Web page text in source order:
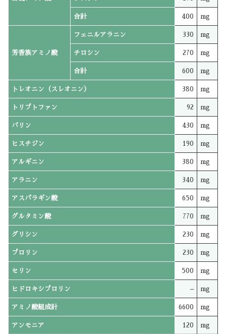
合計 400 mg
芳香族アミノ酸
フェニルアラニン 330 mg
チロシン 270 mg
合計 600 mg
トレオニン（スレオニン） 380 mg
トリプトファン 92 mg
バリン 430 mg
ヒスチジン 190 mg
アルギニン 380 mg
アラニン 340 mg
アスパラギン酸 650 mg
グルタミン酸 770 mg
グリシン 230 mg
プロリン 230 mg
セリン 500 mg
ヒドロキシプロリン – mg
アミノ酸組成計 6600 mg
アンモニア 120 mg